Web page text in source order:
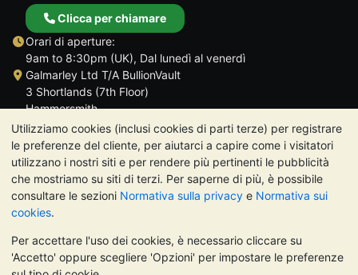
Utilizziamo cookies (inclusi cookies di parti terze) per registrare
le preferenze del cliente, per aiutarci a capire come i visitatori
utilizzano i nostri siti e per rendere più pertinenti le pubblicità
che mostriamo su siti di terzi. Per saperne di più, è possibile
consultare le sezioni Normativa sulla privacy e Normativa sui
cookies.
Per accettare l'uso dei cookies, è necessario cliccare su
'Accetto' oppure scegliere 'Opzioni' per impostare le preferenze
Clicca per chiamare
Orari di aperture:
9am to 8:30pm (UK), Dal lunedì al venerdì
Galmarley Ltd T/A BullionVault
3 Shortlands (7th Floor)
Hammersmith
Londra
W6 8DA
Regno Unito
TrustScore 4.7 | 488 recensioni
NOTA BENE: Il valore dei metalli preziosi può diminuire o